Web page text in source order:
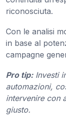
riconosciuta.
Con le analisi
in base al
campagne
Pro tip: Investi
automazioni,
intervenire con
giusto.